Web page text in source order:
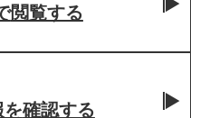
閲覧する
確認する